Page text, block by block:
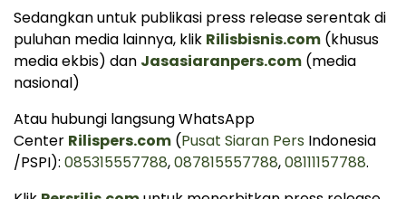
Sedangkan untuk publikasi press release serentak di
puluhan media lainnya, klik Rilisbisnis.com (khusus
media ekbis) dan Jasasiaranpers.com (media
nasional)
Atau hubungi langsung WhatsApp
Center Rilispers.com (Pusat Siaran Pers Indonesia
/PSPI): 085315557788,087815557788,08111157788.